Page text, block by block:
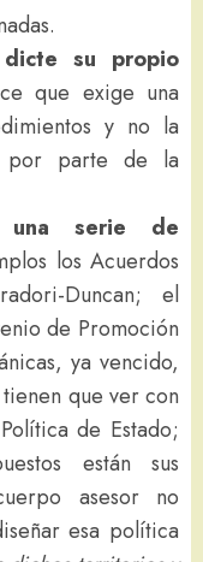
dicte su propio
que exige una
y no la
por parte de la
una serie de
los Acuerdos
Duncan; el
de Promoción
ya vencido,
que ver con
de Estado;
están sus
asesor no
esa política